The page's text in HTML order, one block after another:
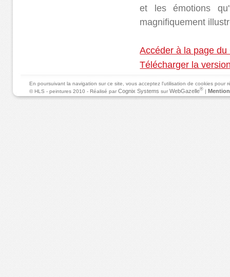
et les émotions
magnifiquement
Accéder à la page
Télécharger la
En poursuivant la navigation sur ce site, vous acceptez l'utilisation de cookies
© HLS - peintures 2010 - Réalisé parCognix Systems surWebGazelle® |